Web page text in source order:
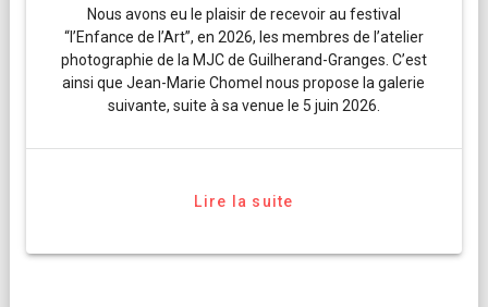
Nous avons eu le plaisir de recevoir au festival
“l’Enfance de l’Art”, en 2026, les membres de l’atelier
photographie de la MJC de Guilherand-Granges. C’est
ainsi que Jean-Marie Chomel nous propose la galerie
suivante, suite à sa venue le 5 juin 2026.
Lire la suite